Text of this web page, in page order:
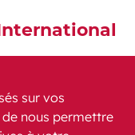
sur vos
nous permettre